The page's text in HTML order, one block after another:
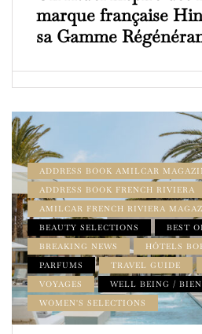
marque française
sa Gamme
ADDRESS BOOK AMILCAR
ADDRESS BOOK FRENCH RIVIERA
AMILCAR FRENCH RIVIERA
BEAUTY SELECTIONS
BEST
BREAKING NEWS
HÔTELS
PARFUMS
TRAVEL GUIDE
VOYAGES
WELL BEING /
WOMEN'S SELECTIONS